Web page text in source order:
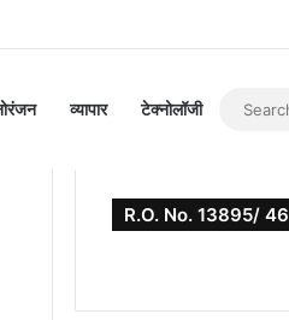
व्यापार टेक्नोलॉजी
R.O. No. 13895/ 46